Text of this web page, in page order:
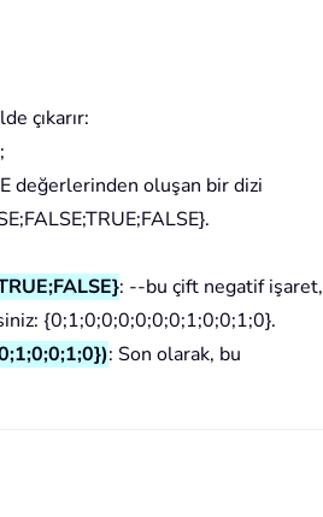
çıkarır:
değerlerinden oluşan bir dizi
: --bu çift negatif işaret,
{0;1;0;0;0;0;0;0;1;0;0;1;0}.
: Son olarak, bu